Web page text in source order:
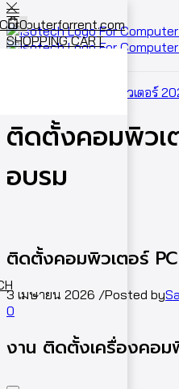
0
SHOPPING CART
ผลงานเช่าคอมพิวเตอร์
ติดตั้งคอมพิวเ
อบรม
ติดตั้งคอมพิวเตอร์
3 เมษายน 2026 /Posted by
0
งาน ติดตั้งเครื่องคอม